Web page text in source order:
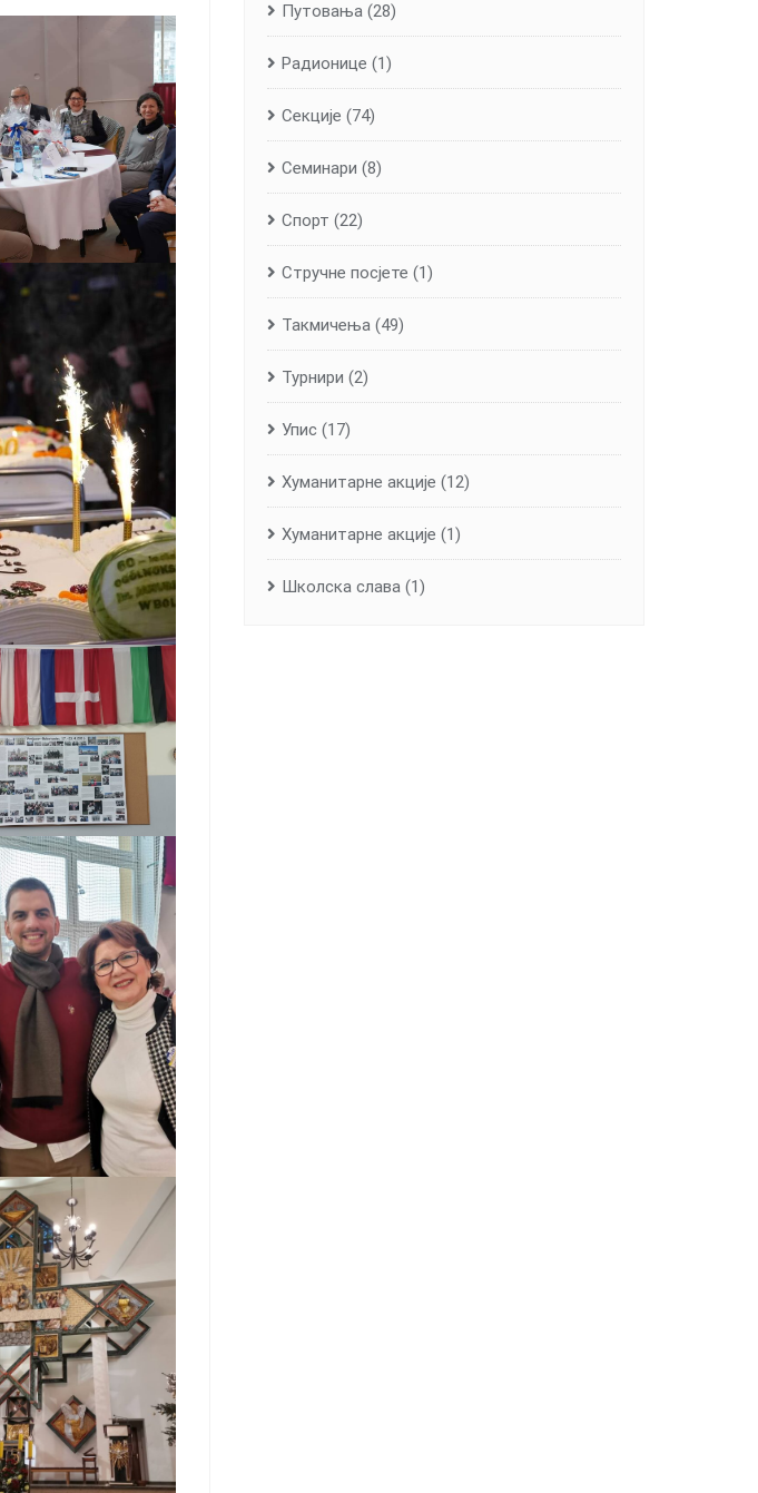
Путовања (28)
Радионице (1)
Секције (74)
Семинари (8)
Спорт (22)
Стручне посјете (1)
Такмичења (49)
Турнири (2)
Упис (17)
Хуманитарне aкције (12)
Хуманитарне акције (1)
Школска слава (1)